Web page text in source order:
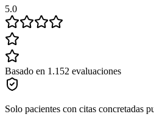
5.0
Basado en 1.152 evaluaciones
Solo pacientes con citas concretadas